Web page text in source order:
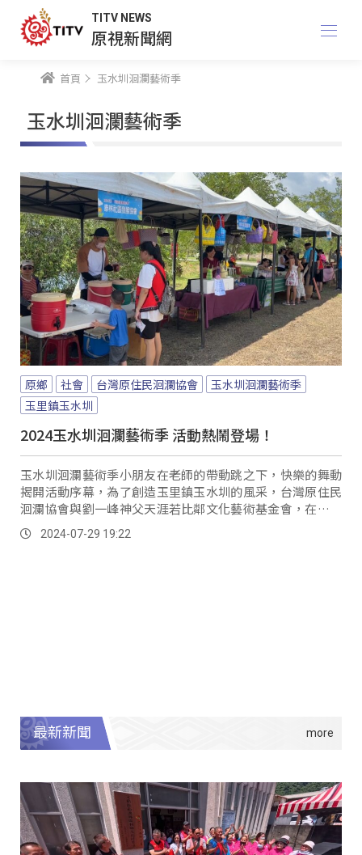
TITV NEWS
原視新聞網
首頁 玉水圳洄瀾藝術季
玉水圳洄瀾藝術季
原鄉 社會 台灣原住民洄瀾協會
玉水圳洄瀾藝術季
玉里鎮玉水圳
2024玉水圳洄瀾藝術季 活動熱鬧登場！
玉水圳洄瀾藝術季小朋友在老師的帶動跳之下，快樂的舞動
揭開活動序幕，為了創造玉里鎮玉水圳的風采，台灣原住民
洄瀾協會與劉一峰神父天涯若比鄰文化藝術基金會，在花蓮
縣玉里鎮風景如畫的玉水圳，舉辦玉水圳洄瀾藝術季，現場
並安排音樂會、市集、DIY等活動。
2024-07-29 19:22
最新新聞